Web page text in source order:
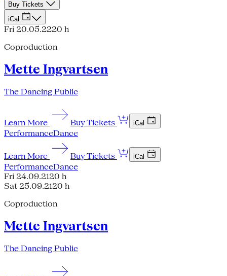
Buy Tickets
iCal
Fri 20.05.2220 h
Coproduction
Mette Ingvartsen
The Dancing Public
Learn More Buy Tickets iCal
PerformanceDance
Learn More Buy Tickets iCal
PerformanceDance
Fri 24.09.2120 h
Sat 25.09.2120 h
Coproduction
Mette Ingvartsen
The Dancing Public